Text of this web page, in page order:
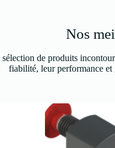
Nos
de produits
fiabilité, leur performance et